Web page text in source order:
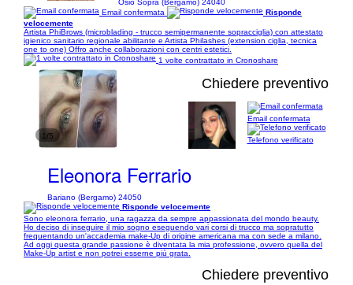
Osio Sopra (Bergamo) 24040
Email confermata
Risponde
velocemente
Artista PhiBrows (microblading - trucco semipermanente sopracciglia) con attestato
igienico sanitario regionale abilitante e Artista Philashes (extension ciglia, tecnica
one to one) Offro anche collaborazioni con centri estetici.
1 volte contrattato in Cronoshare
1/5
Chiedere preventivo
Eleonora Ferrario
Bariano (Bergamo) 24050
Email confermata
Telefono verificato
Risponde velocemente
Sono eleonora ferrario, una ragazza da sempre appassionata del mondo beauty.
Ho deciso di inseguire il mio sogno eseguendo vari corsi di trucco ma sopratutto
frequentando un'accademia make-Up di origine americana ma con sede a milano.
Ad oggi questa grande passione è diventata la mia professione, ovvero quella del
Make-Up artist e non potrei esserne più grata.
Chiedere preventivo